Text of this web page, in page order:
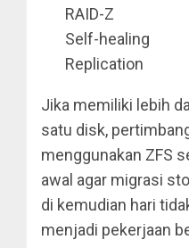
RAID-Z
Self-healing
Replication
Jika memiliki lebih
satu disk,
menggunakan ZFS
awal agar migrasi
di kemudian hari
menjadi pekerjaan